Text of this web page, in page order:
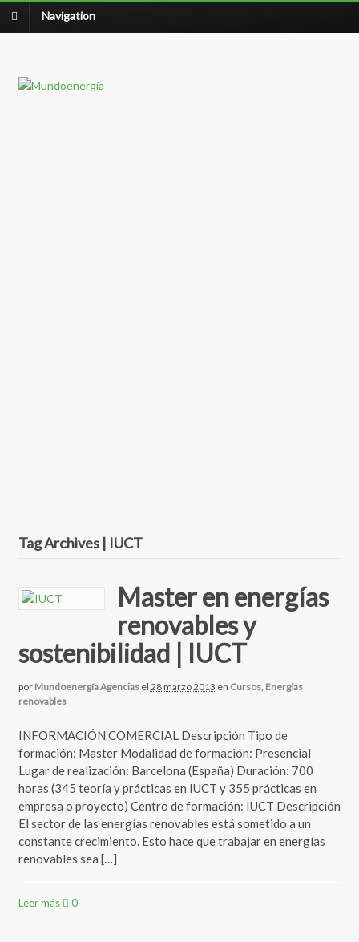
Navigation
Tag Archives | IUCT
Master en energías
renovables y
sostenibilidad | IUCT
por Mundoenergía Agencias el 28 marzo 2013 en Cursos, Energías
renovables
INFORMACIÓN COMERCIAL Descripción Tipo de
formación: Master Modalidad de formación: Presencial
Lugar de realización: Barcelona (España) Duración: 700
horas (345 teoría y prácticas en IUCT y 355 prácticas en
empresa o proyecto) Centro de formación: IUCT Descripción
El sector de las energías renovables está sometido a un
constante crecimiento. Esto hace que trabajar en energías
renovables sea […]
Leer más 0